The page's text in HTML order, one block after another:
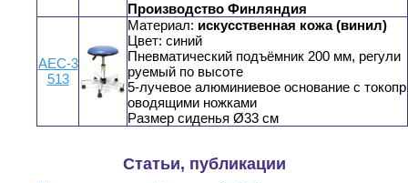
Производство Финляндия
АЕС-3
513
Материал: искусственная кожа (винил)
Цвет: синий
Пневматический подъёмник 200 мм, регули
руемый по высоте
5-лучевое алюминиевое основание с токопр
оводящими ножками
Размер сиденья Ø33 см
Статьи, публикации